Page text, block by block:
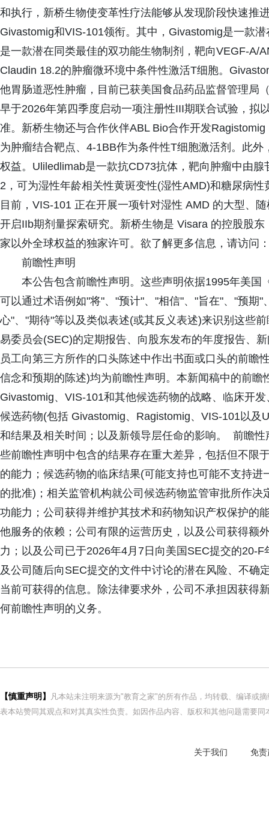
和执行，新桥生物使变革性疗法能够从发现阶段快速推
Givastomig和VIS-101领衔。其中，Givastomig是一款
是一款潜在同类最佳的双功能生物制剂，靶向VEGF-A/
Claudin 18.2的肿瘤微环境中条件性激活T细胞。
他胃肠道恶性肿瘤，目前已获美国食品药品监督管理局
早于2026年第四季度启动一项注册性III期联合试验，拟
准。新桥生物还与合作伙伴ABL Bio合作开发
为肿瘤结合靶点、4-1BB作为条件性T细胞激活剂。此
权益。Uliledlimab是一款抗CD73抗体，靶向肿瘤中由
2，可为湿性年龄相关性黄斑变性(湿性AMD)和糖尿病
目前，VIS-101 正在开展一项针对湿性 AMD 的大型、
开启IIb期剂量探索研究。新桥生物是 Visara 的控股股
家以外全球权益的独家许可。欲了解更多信息，请访问
前瞻性声明
本公告包含前瞻性声明。这些声明依据1995年美
可以通过术语例如"将"、"预计"、"相信"、"旨在"、"预期
心"、"期待"等以及类似表述(或其反义表述)来识别这些
易委员会(SEC)的定期报告、向股东发布的年度报告、
员工向第三方所作的口头陈述中作出书面或口头的前瞻
信念和预期的陈述)均为前瞻性声明。本新闻稿中的前
Givastomig、VIS-101和其他候选药物的战略、临床开
候选药物(包括 Givastomig、Ragistomig、VIS-101以
和结果及相关时间；以及新领导层任命的影响。 前瞻
些前瞻性声明中包含的结果存在重大差异，包括但不限
的能力；候选药物的临床结果(可能支持也可能不支持
的批准)；相关监管机构就公司候选药物监管审批所作
功能力；公司获得并维护其技术和药物知识产权保护的
他服务的依赖；公司有限的运营历史，以及公司获得额
力；以及公司已于2026年4月7日向美国SEC提交的20-
及公司随后向SEC提交的文件中讨论的潜在风险、不确
当前可获得的信息。除法律要求外，公司不承担因获得
何前瞻性声明的义务。
【慎重声明】
凡本站未注明来源为"教育之家"的所有作品，均转载、编译或
表本站赞同其观点和对其真实性负责。如因作品内容、版权和其他问题需要
关于我们 免责